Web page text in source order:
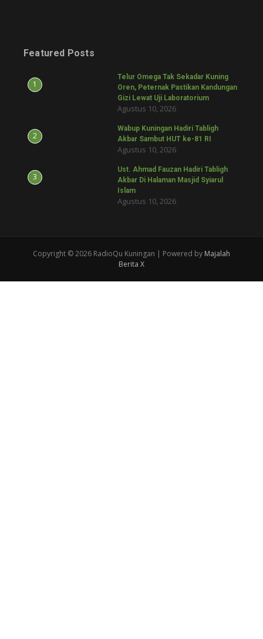
Featured Posts
1
Telur Omega Tak Sekadar Kuning
Oren, Peternak Pastikan Kandungan
Gizi Lewat Uji Laboratorium
Agustus 10, 2026
2
Wabup Kuningan Hadiri Tabligh
Akbar Sambut HUT ke-81 RI
Agustus 10, 2026
3
Ust. Ahmad Fauzan Hadiri Tabligh
Akbar Di Halaman Masjid Syiarul
Islam
Agustus 10, 2026
Copyright © 2026 RadioQu Kuningan | Powered by Majalah
Berita X